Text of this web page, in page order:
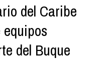
del Caribe
del Buque